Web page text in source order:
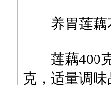
养胃莲藕
莲藕400克
克，适量调